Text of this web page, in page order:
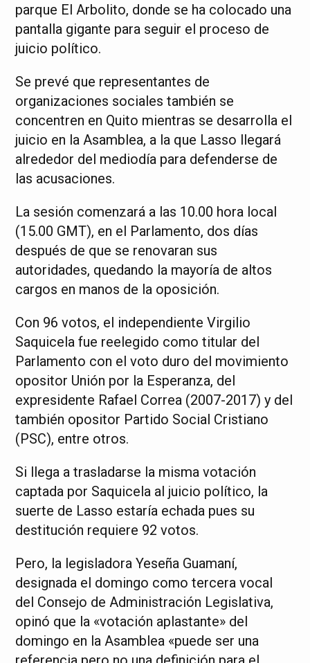
parque El Arbolito, donde se ha colocado una
pantalla gigante para seguir el proceso de
juicio político.
Se prevé que representantes de
organizaciones sociales también se
concentren en Quito mientras se desarrolla el
juicio en la Asamblea, a la que Lasso llegará
alrededor del mediodía para defenderse de
las acusaciones.
La sesión comenzará a las 10.00 hora local
(15.00 GMT), en el Parlamento, dos días
después de que se renovaran sus
autoridades, quedando la mayoría de altos
cargos en manos de la oposición.
Con 96 votos, el independiente Virgilio
Saquicela fue reelegido como titular del
Parlamento con el voto duro del movimiento
opositor Unión por la Esperanza, del
expresidente Rafael Correa (2007-2017) y del
también opositor Partido Social Cristiano
(PSC), entre otros.
Si llega a trasladarse la misma votación
captada por Saquicela al juicio político, la
suerte de Lasso estaría echada pues su
destitución requiere 92 votos.
Pero, la legisladora Yeseña Guamaní,
designada el domingo como tercera vocal
del Consejo de Administración Legislativa,
opinó que la «votación aplastante» del
domingo en la Asamblea «puede ser una